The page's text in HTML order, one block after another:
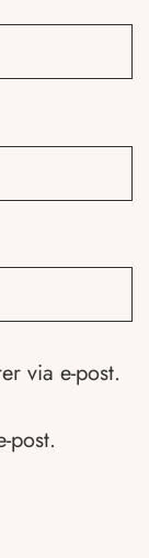
via e-post.
post.